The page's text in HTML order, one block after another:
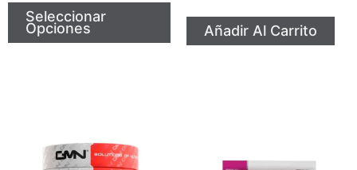
Seleccionar
Opciones Añadir Al Carrito